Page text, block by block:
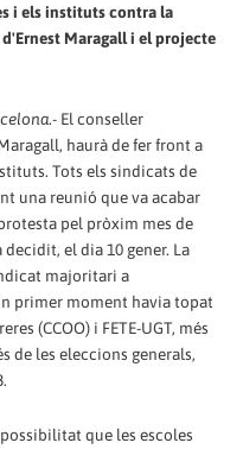
i els instituts contra la
Maragall i el projecte
.- El conseller
haurà de fer front a
Tots els sindicats de
una reunió que va acabar
pel pròxim mes de
el dia 10 gener. La
majoritari a
primer moment havia topat
(CCOO) i FETE-UGT, més
de les eleccions generals,
que les escoles